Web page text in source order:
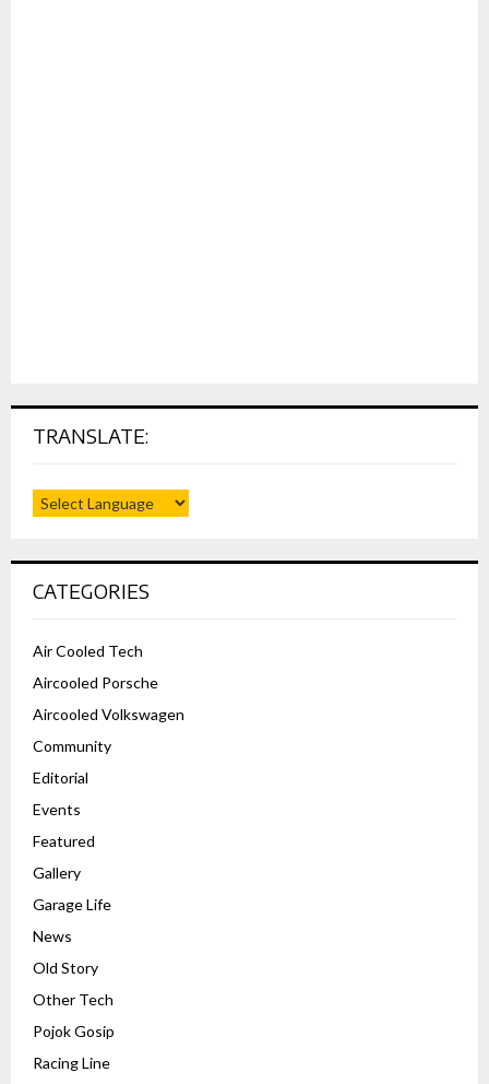
TRANSLATE:
CATEGORIES
Air Cooled Tech
Aircooled Porsche
Aircooled Volkswagen
Community
Editorial
Events
Featured
Gallery
Garage Life
News
Old Story
Other Tech
Pojok Gosip
Racing Line